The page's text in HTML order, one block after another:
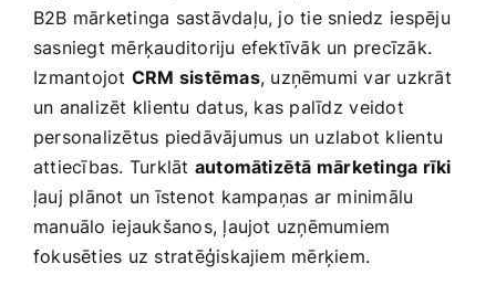
B2B mārketinga sastāvdaļu, jo tie sniedz ⁤iespēju
sasniegt mērķauditoriju efektīvāk un precīzāk.
⁢Izmantojot CRM sistēmas, uzņēmumi var uzkrāt
un analizēt klientu datus, kas palīdz ⁤veidot
‍personalizētus piedāvājumus un‍ uzlabot klientu
attiecības. Turklāt automātizētā mārketinga rīki
ļauj plānot un īstenot kampaņas ‌ar minimālu
manuālo ⁢iejaukšanos, ļaujot uzņēmumiem
fokusēties uz stratēģiskajiem mērķiem.